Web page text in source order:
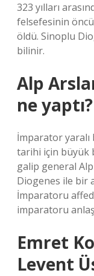
323 yılları
felsefesinin
öldü. Sinoplu
bilinir.
Alp
ne yaptı?
İmparator yaralı
tarihi için büyük
galip general
Diogenes ile bir
İmparatoru
imparatoru
Emret
Levent